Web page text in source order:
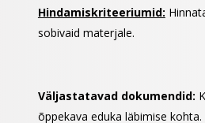
Hindamiskriteeriumid:
sobivaid materjale.
Väljastatavad dokumendid:
õppekava eduka läbimise